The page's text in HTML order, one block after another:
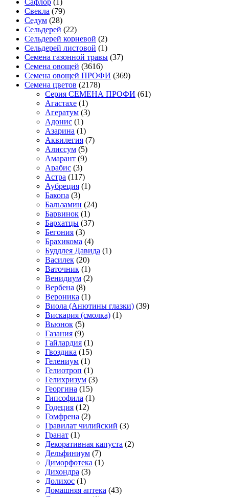
Сафлор (1)
Свекла (79)
Седум (28)
Сельдерей (22)
Сельдерей корневой (2)
Сельдерей листовой (1)
Семена газонной травы (37)
Семена овощей (3616)
Семена овощей ПРОФИ (369)
Семена цветов (2178)
Cерия CЕМЕНА ПРОФИ (61)
Агастахе (1)
Агератум (3)
Адонис (1)
Азарина (1)
Аквилегия (7)
Алиссум (5)
Амарант (9)
Арабис (3)
Астра (117)
Аубреция (1)
Бакопа (3)
Бальзамин (24)
Барвинок (1)
Бархатцы (37)
Бегония (3)
Брахикома (4)
Буддлея Давида (1)
Василек (20)
Ваточник (1)
Венидиум (2)
Вербена (8)
Вероника (1)
Виола (Анютины глазки) (39)
Вискария (смолка) (1)
Вьюнок (5)
Газания (9)
Гайлардия (1)
Гвоздика (15)
Гелениум (1)
Гелиотроп (1)
Гелихризум (3)
Георгина (15)
Гипсофила (1)
Годеция (12)
Гомфрена (2)
Гравилат чилийский (3)
Гранат (1)
Декоративная капуста (2)
Дельфиниум (7)
Диморфотека (1)
Дихондра (3)
Долихос (1)
Домашняя аптека (43)